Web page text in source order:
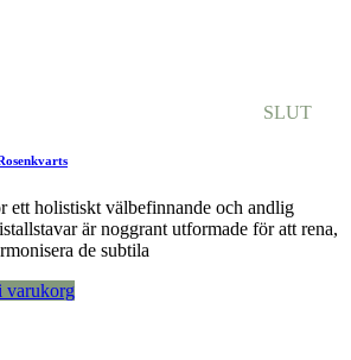
SLUT
ett holistiskt välbefinnande och andlig
är noggrant utformade för att rena,
de subtila
varukorg